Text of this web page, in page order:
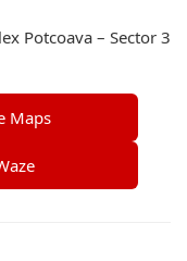
Potcoava – Sector 3
Maps